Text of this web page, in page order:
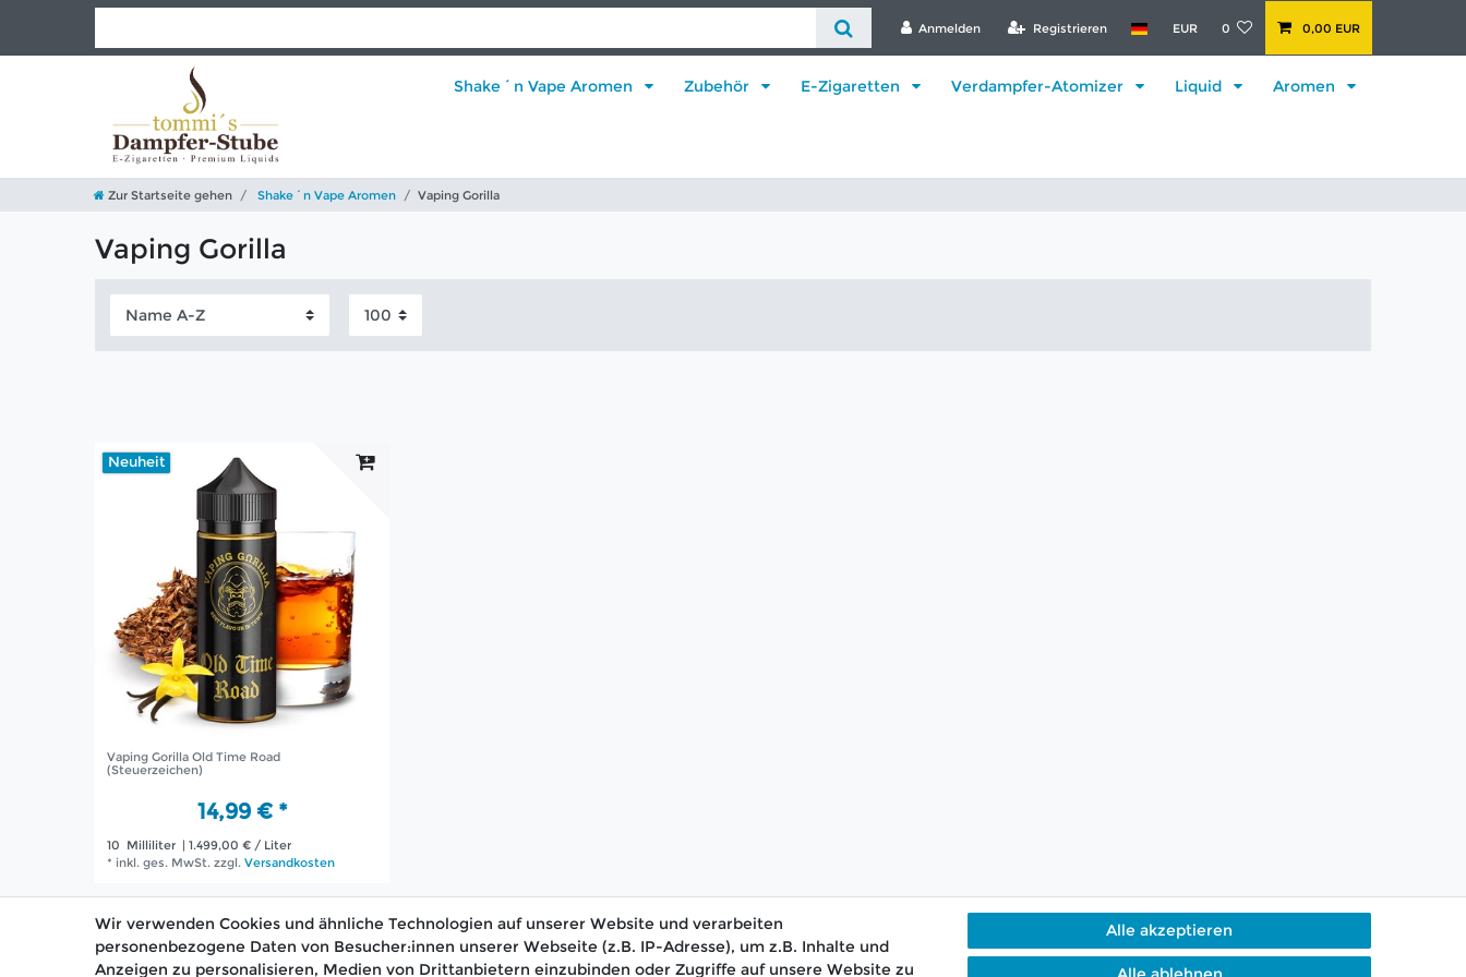
Anmelden Registrieren EUR 0 0,00 EUR
Shake´n Vape Aromen Zubehör E-Zigaretten Verdampfer-Atomizer Liquid Aromen
Zur Startseite gehen Shake´n Vape Aromen Vaping Gorilla
Vaping Gorilla
Neuheit
Vaping Gorilla Old Time Road
(Steuerzeichen)
14,99 € *
10 Milliliter | 1.499,00 € / Liter
* inkl. ges. MwSt. zzgl.Versandkosten
Wir verwenden Cookies und ähnliche Technologien auf unserer Website und verarbeiten
personenbezogene Daten von Besucher:innen unserer Webseite (z.B. IP-Adresse), um z.B. Inhalte und
Anzeigen zu personalisieren, Medien von Drittanbietern einzubinden oder Zugriffe auf unsere Website zu
Alle akzeptieren